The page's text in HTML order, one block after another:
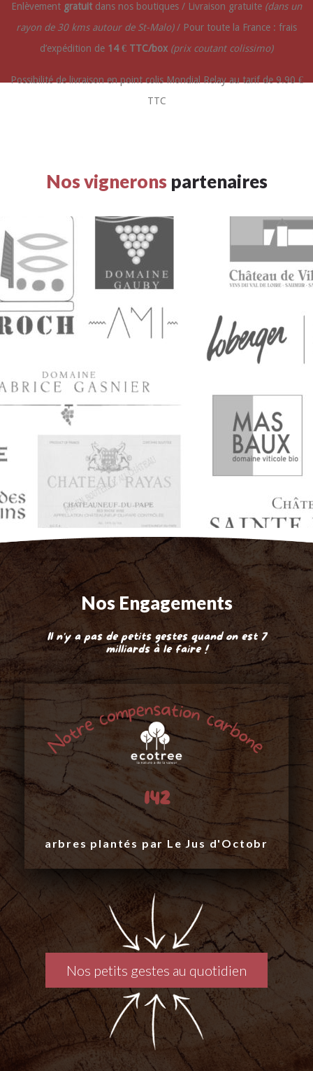
Enlèvement gratuit dans nos boutiques / Livraison gratuite (dans un
rayon de 30 kms autour de St-Malo)/ Pour toute la France : frais
d’expédition de 14 € TTC/box (prix coutant colissimo)
Possibilité de livraison en point colis Mondial Relay au tarif de 9.90 €
TTC
Nos vigneronspartenaires
Nos Engagements
Il n'y a pas de petits gestes quand on est 7
milliards à le faire !
142
arbres plantés pa
Nos petits gestes au quotidien